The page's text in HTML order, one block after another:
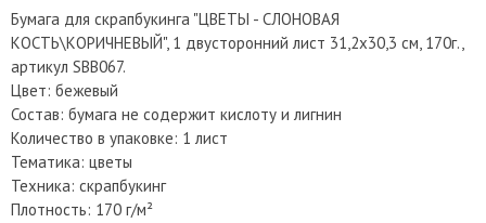
Бумага для скрапбукинга "ЦВЕТЫ - СЛОНОВАЯ
КОСТЬ\КОРИЧНЕВЫЙ", 1 двусторонний лист 31,2х30,3 см, 170г.,
артикул SBB067.
Цвет: бежевый
Состав: бумага не содержит кислоту и лигнин
Количество в упаковке: 1 лист
Тематика: цветы
Техника: скрапбукинг
Плотность: 170 г/м²